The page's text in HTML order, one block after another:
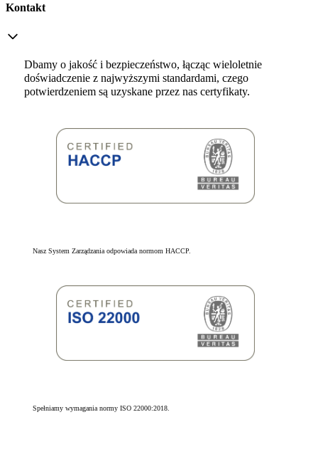
Kontakt
Dbamy o jakość i bezpieczeństwo, łącząc wieloletnie
doświadczenie z najwyższymi standardami, czego
potwierdzeniem są uzyskane przez nas certyfikaty.
Nasz System Zarządzania odpowiada normom HACCP.
Spełniamy wymagania normy ISO 22000:2018.